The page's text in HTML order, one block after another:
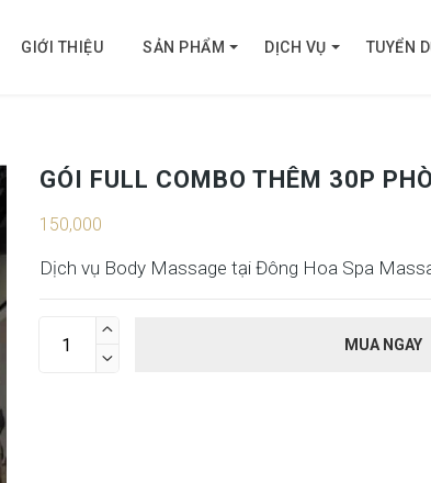
GIỚI THIỆU SẢN PHẨM DỊCH VỤ TUYỂN
GÓI FULL COMBO THÊM 30P
150,000
Dịch vụ Body Massage tại Đông Hoa Spa


MUA NGAY